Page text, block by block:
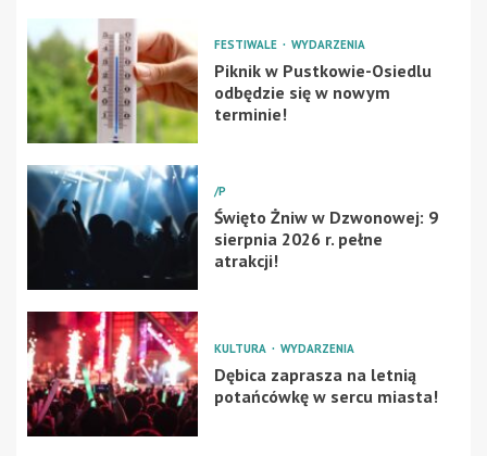
FESTIWALE WYDARZENIA
Piknik w Pustkowie-Osiedlu
odbędzie się w nowym
terminie!
/P
Święto Żniw w Dzwonowej: 9
sierpnia 2026 r. pełne
atrakcji!
KULTURA WYDARZENIA
Dębica zaprasza na letnią
potańcówkę w sercu miasta!